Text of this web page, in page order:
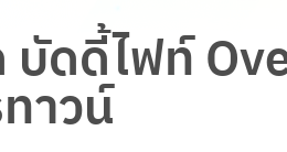
บัดดี้ไฟท์
าวน์